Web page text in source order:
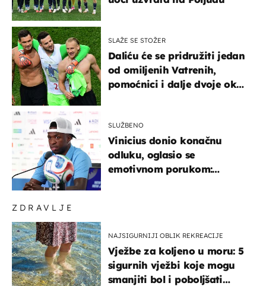
ZDRAVLJE
NAJSIGURNIJI OBLIK REKREACIJE
Vježbe za koljeno u moru: 5
sigurnih vježbi koje mogu
smanjiti bol i poboljšati
SLAŽE SE STOŽER
Daliću će se pridružiti jedan
od omiljenih Vatrenih,
pomoćnici i dalje dvoje oko
SLUŽBENO
Vinicius donio konačnu
odluku, oglasio se
emotivnom porukom: